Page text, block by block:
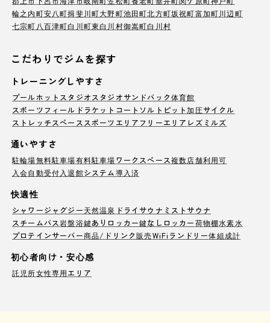
輪之内町安八町揖斐川町大野町池田町北方町坂祝町富加町川辺町
七宗町八百津町白川町東白川村御嵩町白川村
こだわりでジムを探す
トレーニングしやすさ
プールホットスタジオスタジオサンドバック体育館
スポーツフィールド ラケットコート ソルトピット加圧サイクル
ストレッチスペーススポーツエリア フリーエリア レズミルズ
通いやすさ
駐輪場無料駐車場有料駐車場ワークスペース複数店舗利用可
入会自動受付入退館システム導入済
快適性
シャワージャグジー天然温泉 ドライサウナ ミストサウナ
スチームバス岩盤浴鍵ありロッカー鍵なしロッカー荷物棚水素水
プロテインサーバー商品/ドリンク販売WiFi ランドリー体組成計
初心者向け・安心感
託児所女性専用エリア